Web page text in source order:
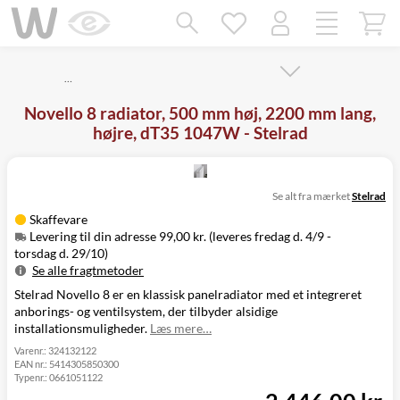
…
Novello 8 radiator, 500 mm høj, 2200 mm lang,
højre, dT35 1047W - Stelrad
Skaffevare
Levering til din adresse 99,00 kr. (leveres fredag d. 4/9 -
torsdag d. 29/10)
Se alle fragtmetoder
Metode
Pris
Leveres
Levering til
din adresse
99,00 kr.
Fredag d. 4/9 -
torsdag d. 29/10
Click&Collect
i Svenstrup
(9230)
Se alt fra mærketStelrad
Stelrad Novello 8 er en klassisk panelradiator med et integreret
anborings- og ventilsystem, der tilbyder alsidige
installationsmuligheder. Læs mere…
Varenr.: 324132122
EAN nr.: 5414305850300
Typenr.: 0661051122
Mangler chatten?
Ret samtykke!